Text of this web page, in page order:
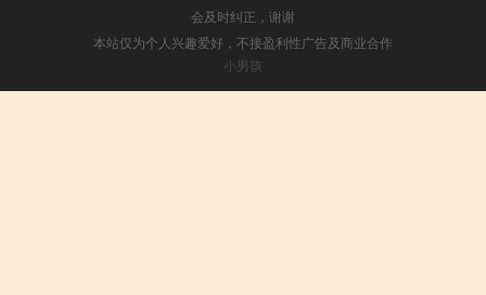
会及时纠正，谢谢
本站仅为个人兴趣爱好，不接盈利性广告及商业合作
小男孩